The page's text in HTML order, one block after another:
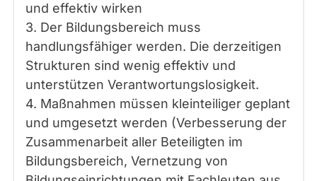
und effektiv wirken
3. Der Bildungsbereich muss
handlungsfähiger werden. Die derzeitigen
Strukturen sind wenig effektiv und
unterstützen Verantwortungslosigkeit.
4. Maßnahmen müssen kleinteiliger geplant
und umgesetzt werden (Verbesserung der
Zusammenarbeit aller Beteiligten im
Bildungsbereich, Vernetzung von